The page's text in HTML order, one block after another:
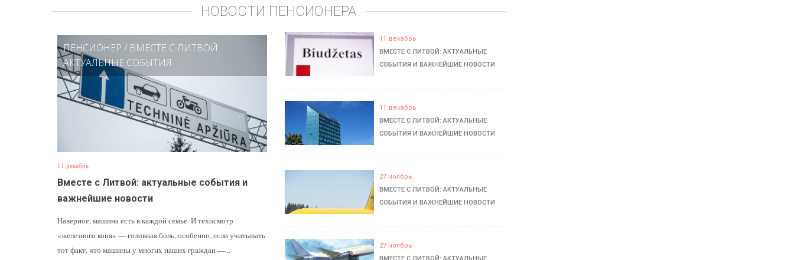
НОВОСТИ ПЕНСИОНЕРА
ПЕНСИОНЕР / ВМЕСТЕ С ЛИТВОЙ:
АКТУАЛЬНЫЕ СОБЫТИЯ
11 декабрь
Вместе с Литвой: актуальные события и
важнейшие новости
Наверное, машина есть в каждой семье. И техосмотр
«железного коня» — головная боль, особенно, если учитывать
тот факт, что машины у многих наших граждан —...
11 декабрь
ВМЕСТЕ С ЛИТВОЙ: АКТУАЛЬНЫЕ
СОБЫТИЯ И ВАЖНЕЙШИЕ НОВОСТИ
11 декабрь
ВМЕСТЕ С ЛИТВОЙ: АКТУАЛЬНЫЕ
СОБЫТИЯ И ВАЖНЕЙШИЕ НОВОСТИ
27 ноябрь
ВМЕСТЕ С ЛИТВОЙ: АКТУАЛЬНЫЕ
СОБЫТИЯ И ВАЖНЕЙШИЕ НОВОСТИ
27 ноябрь